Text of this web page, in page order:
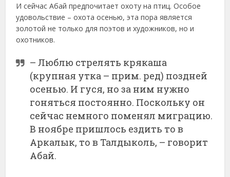
И сейчас Абай предпочитает охоту на птиц. Особое
удовольствие – охота осенью, эта пора является
золотой не только для поэтов и художников, но и
охотников.
– Люблю стрелять крякаша
(крупная утка – прим. ред) поздней
осенью. И гуся, но за ним нужно
гоняться постоянно. Поскольку он
сейчас немного поменял миграцию.
В ноябре пришлось ездить то в
Аркалык, то в Талдыколь, – говорит
Абай.